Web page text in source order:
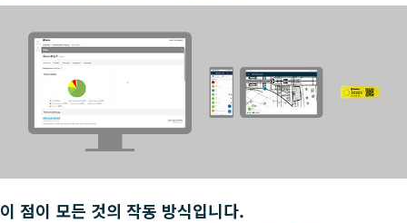
이 점이 모든 것의 작동 방식입니다.